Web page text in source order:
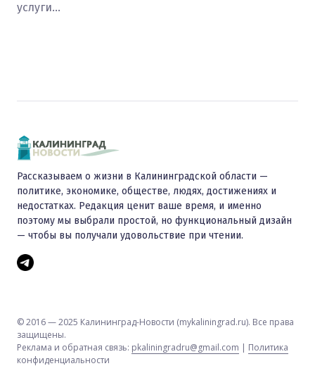
услуги…
Рассказываем о жизни в Калининградской области —
политике, экономике, обществе, людях, достижениях и
недостатках. Редакция ценит ваше время, и именно
поэтому мы выбрали простой, но функциональный дизайн
— чтобы вы получали удовольствие при чтении.
© 2016 — 2025 Калининград-Новости (mykaliningrad.ru). Все права
защищены.
Реклама и обратная связь: pkaliningradru@gmail.com | Политика
конфиденциальности